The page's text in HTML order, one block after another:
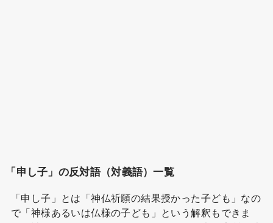
「申し子」の反対語（対義語）一覧
「申し子」とは「神仏祈願の結果授かった子ども」なの
で「神様あるいは仏様の子ども」という解釈もできま